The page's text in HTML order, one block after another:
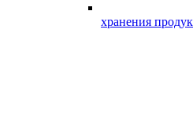
хранения